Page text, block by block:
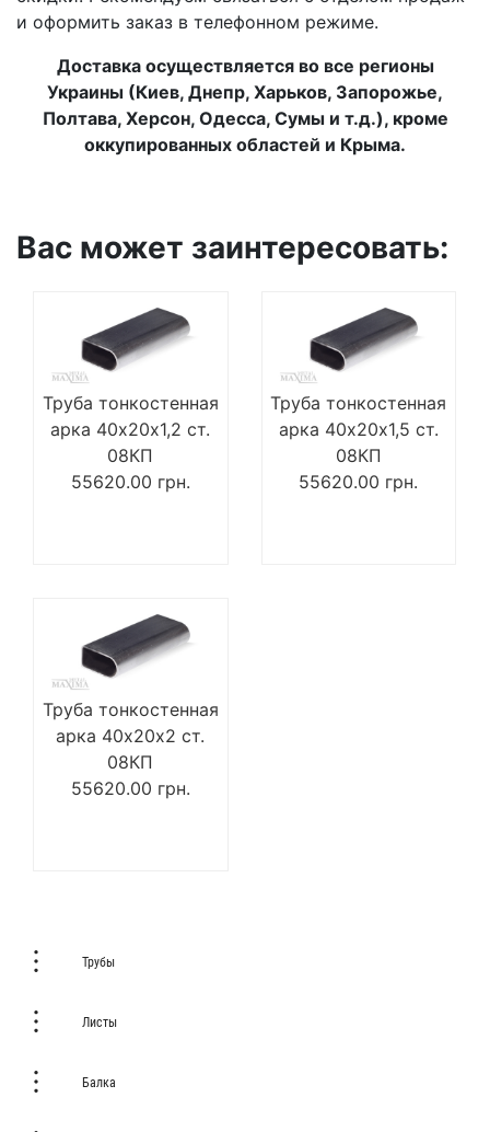
и оформить заказ в телефонном режиме.
Доставка осуществляется во все регионы
Украины (Киев, Днепр, Харьков, Запорожье,
Полтава, Херсон, Одесса, Сумы и т.д.), кроме
оккупированных областей и Крыма.
Вас может заинтересовать:
Труба тонкостенная
арка 40х20х1,2 ст.
08КП
55620.00 грн.
Труба тонкостенная
арка 40х20х1,5 ст.
08КП
55620.00 грн.
Труба тонкостенная
арка 40х20х2 ст.
08КП
55620.00 грн.
Трубы
Листы
Балка